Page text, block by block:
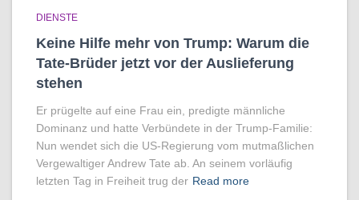
DIENSTE
Keine Hilfe mehr von Trump: Warum die
Tate-Brüder jetzt vor der Auslieferung
stehen
Er prügelte auf eine Frau ein, predigte männliche
Dominanz und hatte Verbündete in der Trump-Familie:
Nun wendet sich die US-Regierung vom mutmaßlichen
Vergewaltiger Andrew Tate ab. An seinem vorläufig
letzten Tag in Freiheit trug der Read more